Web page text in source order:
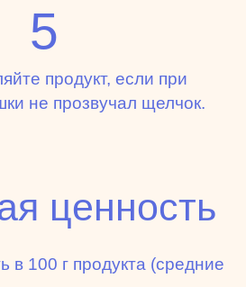
5
продукт, если при
не прозвучал щелчок.
ценность
в 100 г продукта (средние